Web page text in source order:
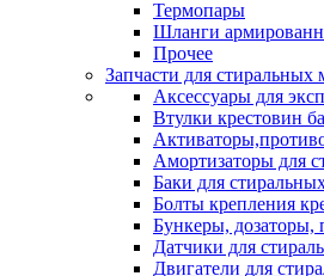
Термопары
Шланги
Прочее
Запчасти для стиральных
Аксессуары для
Втулки крестовин
Амортизаторы для
Баки для
Болты крепления
Бункеры,
Датчики для
Двигатели для